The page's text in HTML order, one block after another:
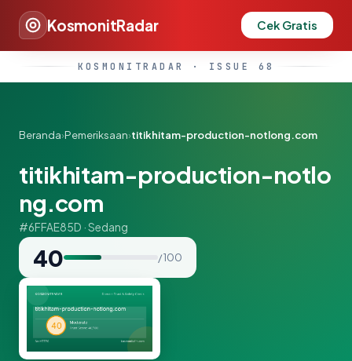
KosmonitRadar Cek Gratis
KOSMONITRADAR · ISSUE 68
Beranda›Pemeriksaan›titikhitam-production-notlong.com
titikhitam-production-notlo
ng.com
#6FFAE85D · Sedang
40 / 100